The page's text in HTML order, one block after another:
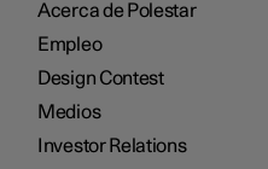
Acerca de Polestar
Empleo
Design Contest
Medios
Investor Relations